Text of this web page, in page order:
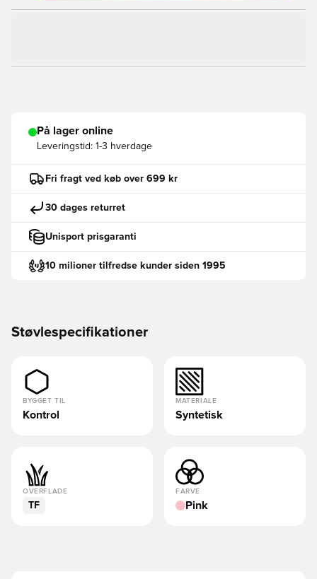
På lager online
Leveringstid: 1-3 hverdage
Fri fragt ved køb over 699 kr
30 dages returret
Unisport prisgaranti
10 milioner tilfredse kunder siden 1995
Støvlespecifikationer
BYGGET TIL
Kontrol
MATERIALE
Syntetisk
OVERFLADE
TF
FARVE
Pink